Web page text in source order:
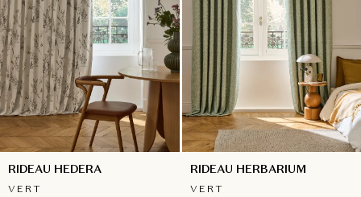
RIDEAU HEDERA
VERT
RIDEAU HERBARIUM
VERT